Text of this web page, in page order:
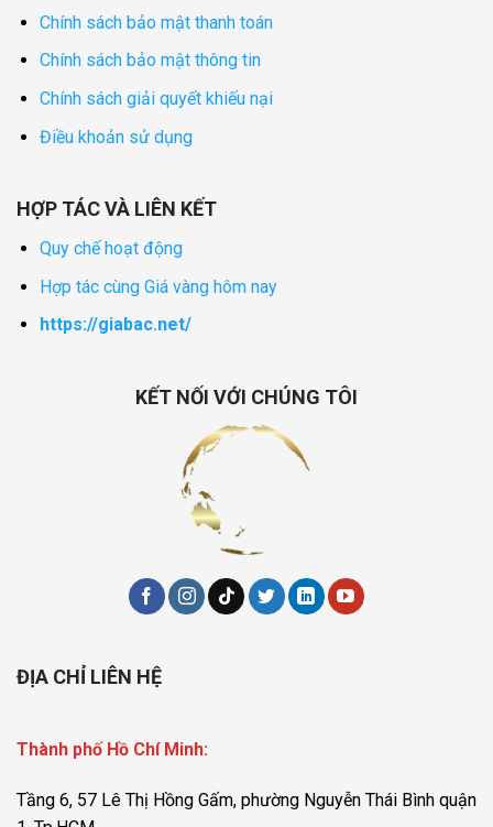
Chính sách bảo mật thanh toán
Chính sách bảo mật thông tin
Chính sách giải quyết khiếu nại
Điều khoản sử dụng
HỢP TÁC VÀ LIÊN KẾT
Quy chế hoạt động
Hợp tác cùng Giá vàng hôm nay
https://giabac.net/
KẾT NỐI VỚI CHÚNG TÔI
ĐỊA CHỈ LIÊN HỆ
Thành phố Hồ Chí Minh:
Tầng 6, 57 Lê Thị Hồng Gấm, phường Nguyễn Thái Bình quận